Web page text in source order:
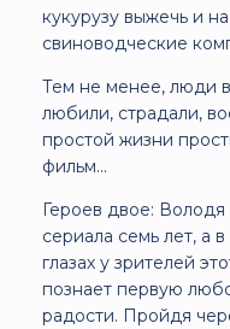
кукурузу выжечь и
свиноводческие
Тем не менее, люди
любили, страдали,
простой жизни
фильм...
Героев двое:
сериала семь лет, а
глазах у зрителей
познает первую
радости. Пройдя